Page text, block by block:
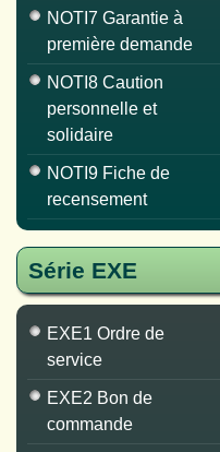
NOTI7 Garantie à
première demande
NOTI8 Caution
personnelle et
solidaire
NOTI9 Fiche de
recensement
Série EXE
EXE1 Ordre de
service
EXE2 Bon de
commande